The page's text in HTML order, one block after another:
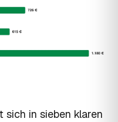
sich in sieben klaren